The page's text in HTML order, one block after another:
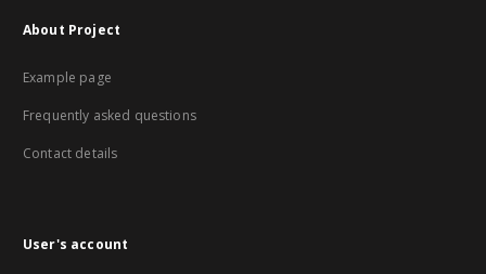
About Project
Example page
Frequently asked questions
Contact details
User's account